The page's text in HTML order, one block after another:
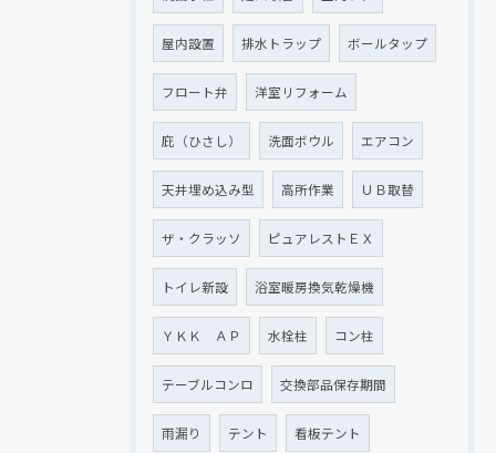
屋内設置 排水トラップ ボールタップ
フロート弁 洋室リフォーム
庇（ひさし） 洗面ボウル エアコン
天井埋め込み型 高所作業 ＵＢ取替
ザ・クラッソ ピュアレストＥＸ
トイレ新設 浴室暖房換気乾燥機
ＹＫＫ ＡＰ 水栓柱 コン柱
テーブルコンロ 交換部品保存期間
雨漏り テント 看板テント